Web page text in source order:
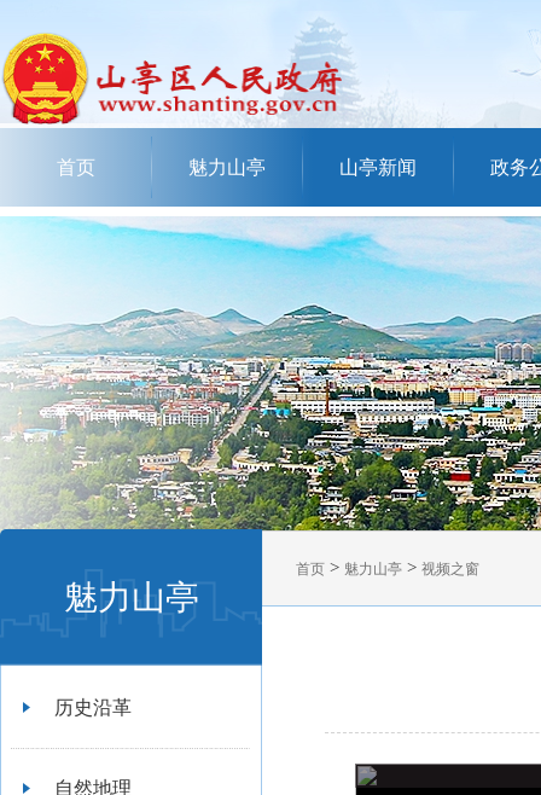
首页 魅力山亭 山亭新闻 政务
魅力山亭
历史沿革
自然地理
首页 > 魅力山亭 > 视频之窗